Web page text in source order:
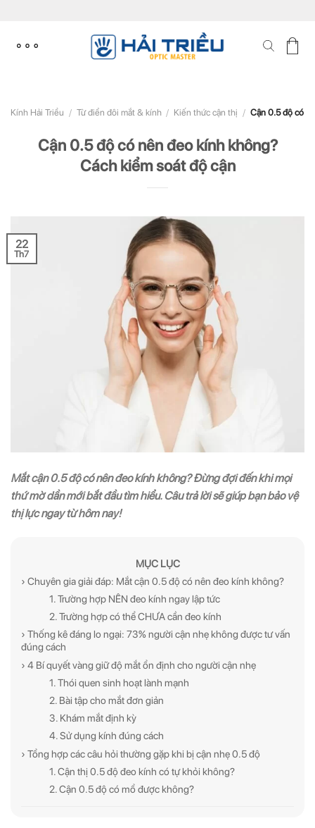
content
Kính Hải Triều / Từ điển đôi mắt & kính / Kiến thức cận thị / Cận 0.5 độ có
Cận 0.5 độ có nên đeo kính không?
Cách kiểm soát độ cận
22
Th7
Mắt cận 0.5 độ có nên đeo kính không? Đừng đợi đến khi mọi
thứ mờ dần mới bắt đầu tìm hiểu. Câu trả lời sẽ giúp bạn bảo vệ
thị lực ngay từ hôm nay!
MỤC LỤC
› Chuyên gia giải đáp: Mắt cận 0.5 độ có nên đeo kính không?
1. Trường hợp NÊN đeo kính ngay lập tức
2. Trường hợp có thể CHƯA cần đeo kính
› Thống kê đáng lo ngại: 73% người cận nhẹ không được tư vấn
đúng cách
› 4 Bí quyết vàng giữ độ mắt ổn định cho người cận nhẹ
1. Thói quen sinh hoạt lành mạnh
2. Bài tập cho mắt đơn giản
3. Khám mắt định kỳ
4. Sử dụng kính đúng cách
› Tổng hợp các câu hỏi thường gặp khi bị cận nhẹ 0.5 độ
1. Cận thị 0.5 độ đeo kính có tự khỏi không?
2. Cận 0.5 độ có mổ được không?
Những thông tin hữu ích & ưu đãi đặc biệt dành riêng
cho bạn!
ĐĂNG KÝ
(Vui lòng check thư mục Promotion hoặc Spam nếu bạn không thấy email từ Hải
Triều)
Những thông tin hữu ích và ưu đãi quà tặng dành riêng
cho bạn!
ĐĂNG KÝ
(Vui lòng check thư mục Promotion hoặc Spam nếu bạn không thấy email từ Hải
Triều)